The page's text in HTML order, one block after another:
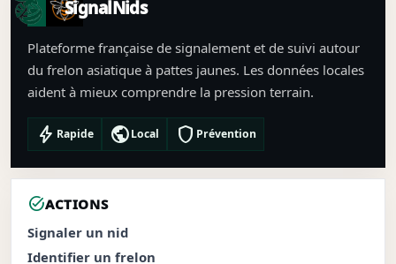
SignalNids
Plateforme française de signalement et de suivi autour
du frelon asiatique à pattes jaunes. Les données locales
aident à mieux comprendre la pression terrain.
bolt Rapide publicLocal shield Prévention
task_altACTIONS
Signaler un nid
Identifier un frelon